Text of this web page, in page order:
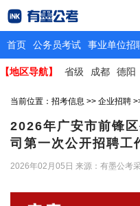
首页 公务员考试 事业单位招
【地区导航】 省级 成都 德阳
当前位置： 招考信息 >> 企业招聘
2026年广安市前锋
司第一次公开招聘工
2026年02月05日 来源：有墨公考